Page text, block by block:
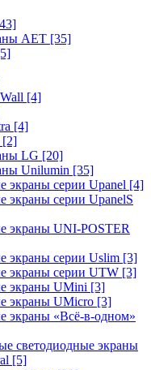
AET [35]
[4]
[4]
[2]
LG [20]
Unilumin [35]
экраны серии Upanel [4]
экраны серии UpanelS
экраны UNI-POSTER
экраны серии Uslim [3]
экраны серии UTW [3]
экраны UMini [3]
экраны UMicro [3]
экраны «Всё-в-одном»
светодиодные экраны
[5]